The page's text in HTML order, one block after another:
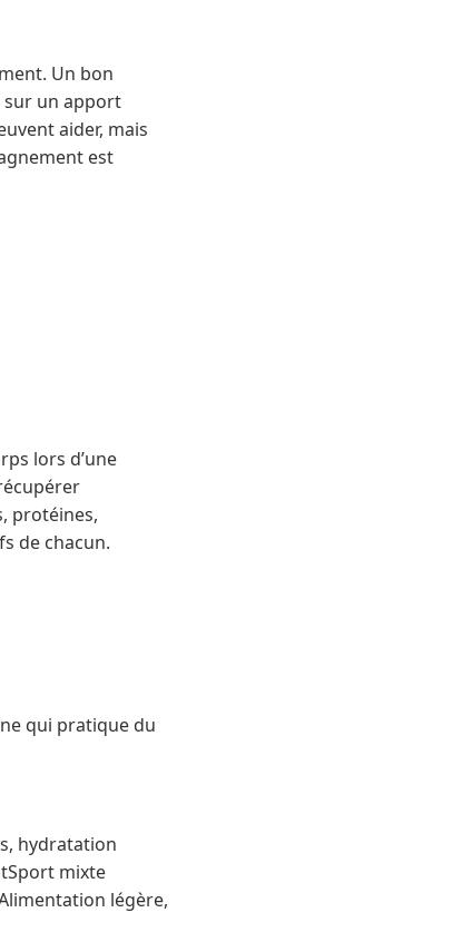
Un bon
sur un apport
aider, mais
est
lors d’une
protéines,
de chacun.
qui pratique du
hydratation
mixte
légère,